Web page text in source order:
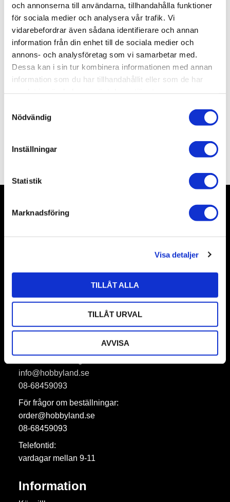
och annonserna till användarna, tillhandahålla funktioner
för sociala medier och analysera vår trafik. Vi
vidarebefordrar även sådana identifierare och annan
information från din enhet till de sociala medier och
annons- och analysföretag som vi samarbetar med.
Dessa kan i sin tur kombinera informationen med annan
information som du har tillhandahållit eller som de har
Nödvändig
Inställningar
Statistik
Marknadsföring
Visa detaljer
TILLÅT ALLA
TILLÅT URVAL
AVVISA
Lägg till i favoriter
Lagerstatus
3 st i lager
Artikelnr
ALBW045
Leveranstid
skickas från oss inom 0-1 vardagar
Omdömen
Dina personuppgifter behandlas i enlighet med vår
Hobbyland AB
info@hobbyland.se
08-68459093
För frågor om beställningar:
order@hobbyland.se
08-68459093
Telefontid:
vardagar mellan 9-11
Information